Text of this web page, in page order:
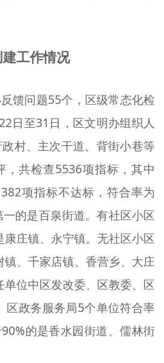
工作情况
馈问题55个，区级常态化检
日至31日，区文明办组织人
村、主次干道、背街小巷等
，共检查5536项指标，其中
项指标不达标，符合率为
的是百泉街道。有社区小区
康庄镇、永宁镇。无社区小区
、千家店镇、香营乡、大庄
位中区发改委、区教委、区
区政务服务局5个单位符合率
的是香水园街道、儒林街